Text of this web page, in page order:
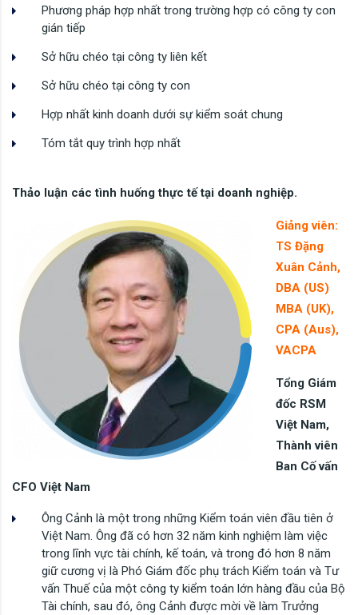
Phương pháp hợp nhất trong trường hợp có công ty con
gián tiếp
Sở hữu chéo tại công ty liên kết
Sở hữu chéo tại công ty con
Hợp nhất kinh doanh dưới sự kiểm soát chung
Tóm tắt quy trình hợp nhất
Thảo luận các tình huống thực tế tại doanh nghiệp.
Giảng viên:
TS Đặng
Xuân Cảnh,
DBA (US)
MBA (UK),
CPA (Aus),
VACPA
Tổng Giám
đốc RSM
Việt Nam,
Thành viên
Ban Cố vấn
CFO Việt Nam
Ông Cảnh là một trong những Kiểm toán viên đầu tiên ở
Việt Nam. Ông đã có hơn 32 năm kinh nghiệm làm việc
trong lĩnh vực tài chính, kế toán, và trong đó hơn 8 năm
giữ cương vị là Phó Giám đốc phụ trách Kiểm toán và Tư
vấn Thuế của một công ty kiểm toán lớn hàng đầu của Bộ
Tài chính, sau đó, ông Cảnh được mời về làm Trưởng